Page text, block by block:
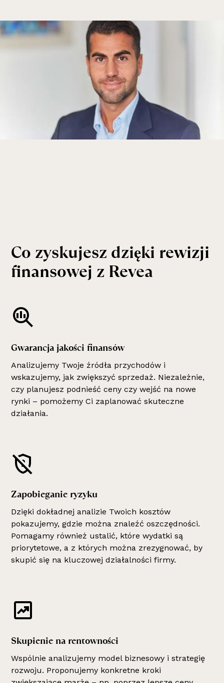
Co zyskujesz dzięki rewizji
finansowej z Revea
Gwarancja jakości finansów
Analizujemy Twoje źródła przychodów i
wskazujemy, jak zwiększyć sprzedaż. Niezależnie,
czy planujesz podnieść ceny czy wejść na nowe
rynki – pomożemy Ci zaplanować skuteczne
działania.
Zapobieganie ryzyku
Dzięki dokładnej analizie Twoich kosztów
pokazujemy, gdzie można znaleźć oszczędności.
Pomagamy również ustalić, które wydatki są
priorytetowe, a z których można zrezygnować, by
skupić się na kluczowej działalności firmy.
Skupienie na rentowności
Wspólnie analizujemy model biznesowy i strategię
rozwoju. Proponujemy konkretne kroki